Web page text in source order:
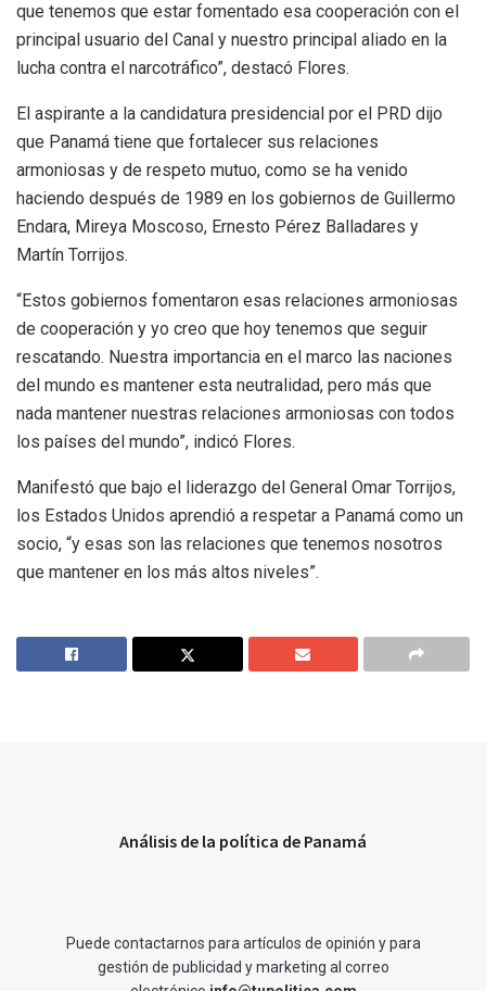
que tenemos que estar fomentado esa cooperación con el
principal usuario del Canal y nuestro principal aliado en la
lucha contra el narcotráfico”, destacó Flores.
El aspirante a la candidatura presidencial por el PRD dijo
que Panamá tiene que fortalecer sus relaciones
armoniosas y de respeto mutuo, como se ha venido
haciendo después de 1989 en los gobiernos de Guillermo
Endara, Mireya Moscoso, Ernesto Pérez Balladares y
Martín Torrijos.
“Estos gobiernos fomentaron esas relaciones armoniosas
de cooperación y yo creo que hoy tenemos que seguir
rescatando. Nuestra importancia en el marco las naciones
del mundo es mantener esta neutralidad, pero más que
nada mantener nuestras relaciones armoniosas con todos
los países del mundo”, indicó Flores.
Manifestó que bajo el liderazgo del General Omar Torrijos,
los Estados Unidos aprendió a respetar a Panamá como un
socio, “y esas son las relaciones que tenemos nosotros
que mantener en los más altos niveles”.
Análisis de la política de Panamá
Puede contactarnos para artículos de opinión y para
gestión de publicidad y marketing al correo